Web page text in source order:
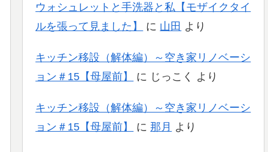
ウォシュレットと手洗器と私【モザイクタイ
ルを張って見ました】
に 山田 より
キッチン移設（解体編）～空き家リノベーシ
ョン＃15【母屋前】
に じっこく より
キッチン移設（解体編）～空き家リノベーシ
ョン＃15【母屋前】
に那月 より